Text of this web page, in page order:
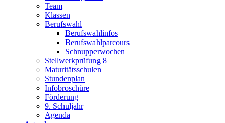
Team
Klassen
Berufswahl
Berufswahlinfos
Berufswahlparcours
Schnupperwochen
Stellwerkprüfung 8
Maturitätsschulen
Stundenplan
Infobroschüre
Förderung
9. Schuljahr
Agenda